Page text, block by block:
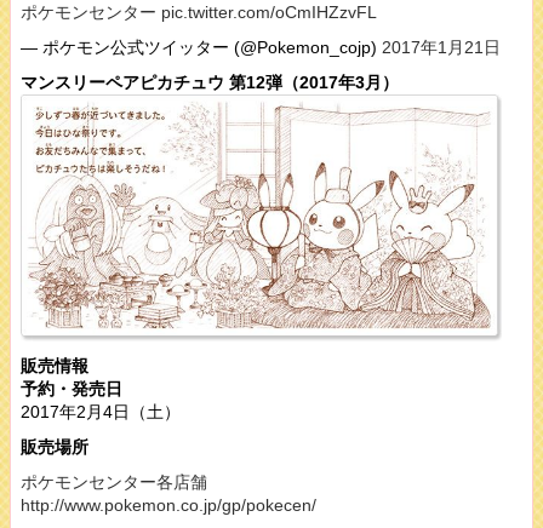
ポケモンセンター pic.twitter.com/oCmIHZzvFL
— ポケモン公式ツイッター (@Pokemon_cojp) 2017年1月21日
マンスリーペアピカチュウ 第12弾（2017年3月）
販売情報
予約・発売日
2017年2月4日（土）
販売場所
ポケモンセンター各店舗
http://www.pokemon.co.jp/gp/pokecen/